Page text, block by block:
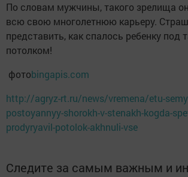
По словам мужчины, такого зрелища
всю свою многолетнюю карьеру.
представить, как спалось ребенку под
потолком!
фотоbingapis.com
http://agryz-rt.ru/news/vremena/etu-
postoyannyy-shorokh-v-stenakh-kogda-
prodyryavil-potolok-akhnuli-vse
Следите за самым важным и